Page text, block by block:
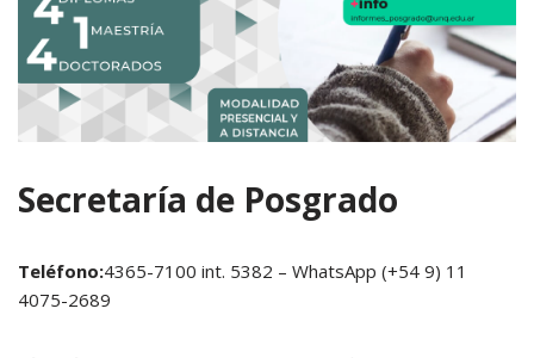
Secretaría de Posgrado
Teléfono:4365-7100 int. 5382 – WhatsApp (+54 9) 11
4075-2689